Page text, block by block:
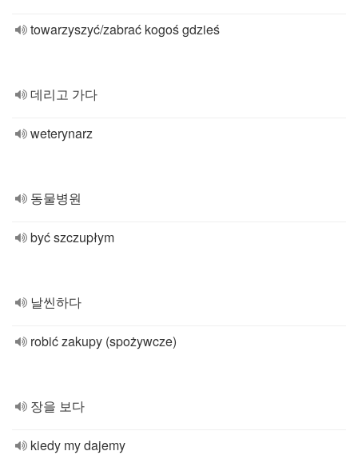
towarzyszyć/zabrać kogoś gdzieś
데리고 가다
weterynarz
동물병원
być szczupłym
날씬하다
robić zakupy (spożywcze)
장을 보다
kiedy my dajemy